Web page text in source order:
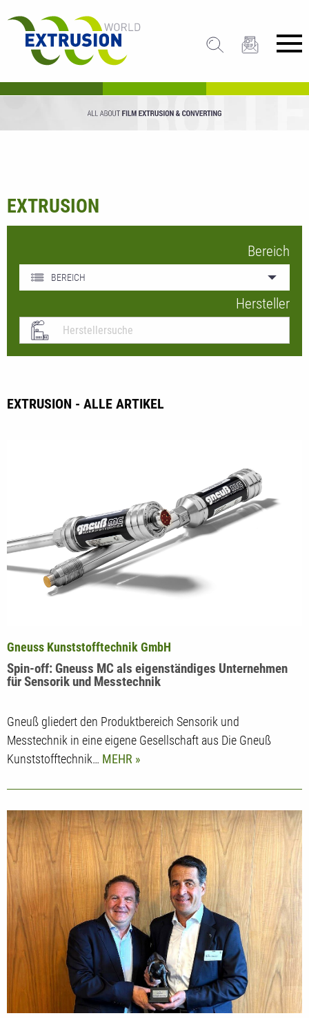
EXTRUSION
Bereich
BEREICH
Hersteller
EXTRUSION - ALLE ARTIKEL
Spin-off: Gneuss MC als eigenständiges Unternehmen
für Sensorik und Messtechnik
Gneuss Kunststofftechnik GmbH
Gneuß gliedert den Produktbereich Sensorik und
Messtechnik in eine eigene Gesellschaft aus Die Gneuß
Kunststofftechnik… MEHR